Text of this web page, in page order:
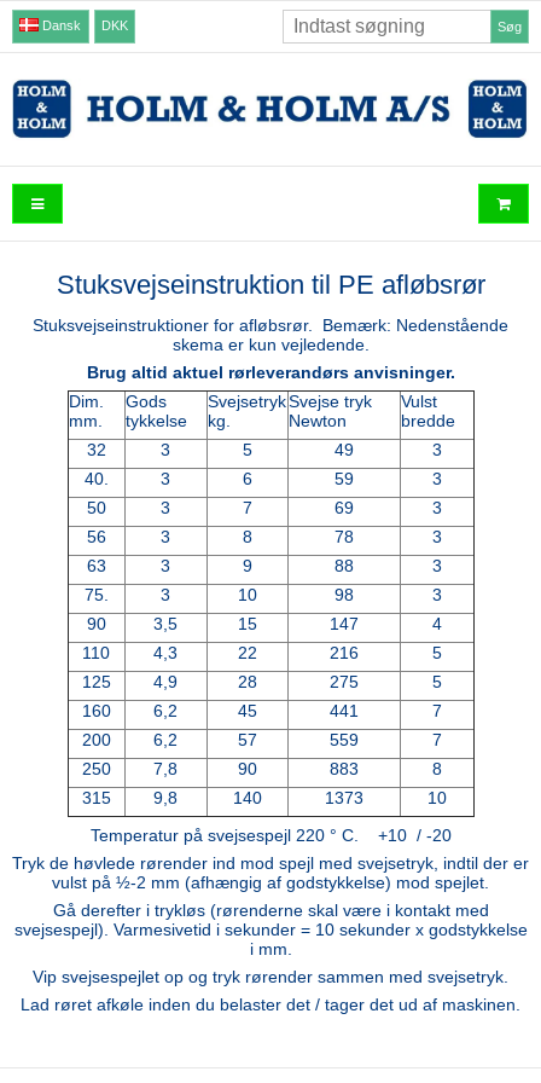
Dansk DKK Søg
Stuksvejseinstruktion til PE afløbsrør
Stuksvejseinstruktioner for afløbsrør. Bemærk: Nedenstående
skema er kun vejledende.
Brug altid aktuel rørleverandørs anvisninger.
Dim.
mm.
Gods
tykkelse
Svejsetryk
kg.
Svejse tryk
Newton
Vulst
bredde
32
3 5 49
3
40.
3 6 59
3
50
3 7 69
3
56
3 8 78
3
63
3 9 88
3
75.
3 10 98
3
90
3,5 15 147
4
110
4,3 22 216
5
125
4,9 28 275
5
160
6,2 45 441
7
200
6,2 57 559
7
250
7,8 90 883
8
315
9,8 140 1373
10
Temperatur på svejsespejl 220 ° C. +10 / -20
Tryk de høvlede rørender ind mod spejl med svejsetryk, indtil der er
vulst på ½-2 mm (afhængig af godstykkelse) mod spejlet.
Gå derefter i trykløs (rørenderne skal være i kontakt med
svejsespejl). Varmesivetid i sekunder = 10 sekunder x godstykkelse
i mm.
Vip svejsespejlet op og tryk rørender sammen med svejsetryk.
Lad røret afkøle inden du belaster det / tager det ud af maskinen.